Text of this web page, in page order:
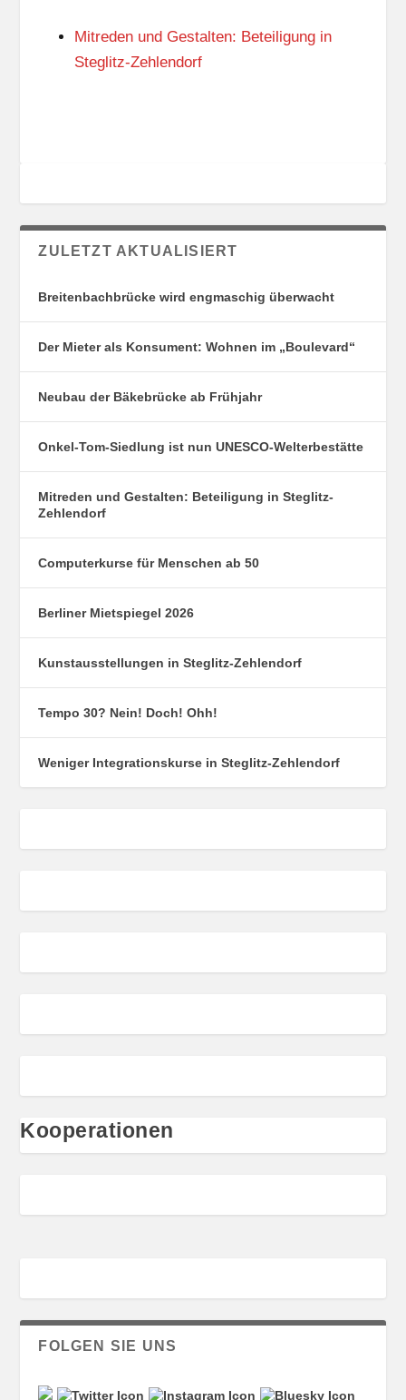
S
O
N
Mitreden und Gestalten: Beteiligung in
Steglitz-Zehlendorf
ZULETZT AKTUALISIERT
Breitenbachbrücke wird engmaschig überwacht
Der Mieter als Konsument: Wohnen im „Boulevard“
Neubau der Bäkebrücke ab Frühjahr
Onkel-Tom-Siedlung ist nun UNESCO-Welterbestätte
Mitreden und Gestalten: Beteiligung in Steglitz-
Zehlendorf
Computerkurse für Menschen ab 50
Berliner Mietspiegel 2026
Kunstausstellungen in Steglitz-Zehlendorf
Tempo 30? Nein! Doch! Ohh!
Weniger Integrationskurse in Steglitz-Zehlendorf
Kooperationen
FOLGEN SIE UNS